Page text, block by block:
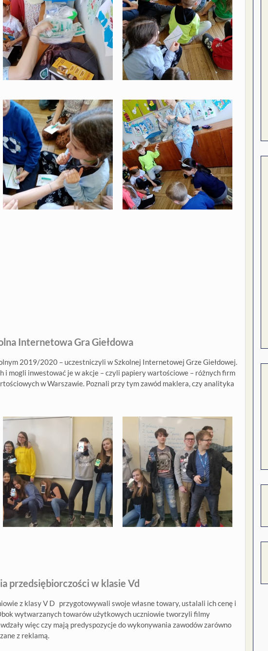
Internetowa Gra Giełdowa
2019/2020 – uczestniczyli w Szkolnej Internetowej Grze Giełdowej.
mogli inwestować je w akcje – czyli papiery wartościowe – różnych firm
w Warszawie. Poznali przy tym zawód maklera, czy analityka
przedsiębiorczości w klasie Vd
z klasy V D przygotowywali swoje własne towary, ustalali ich cenę i
wytwarzanych towarów użytkowych uczniowie tworzyli filmy
więc czy mają predyspozycje do wykonywania zawodów zarówno
z reklamą.